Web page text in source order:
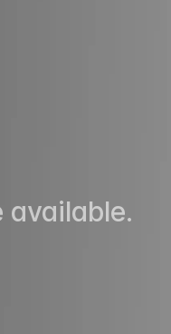
available.